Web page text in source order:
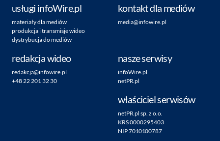
usługi infoWire.pl
materiały dla mediów
produkcja i transmisje wideo
dystrybucja do mediów
kontakt dla mediów
media@infowire.pl
redakcja wideo
redakcja@infowire.pl
+48 22 201 32 30
nasze serwisy
infoWire.pl
netPR.pl
właściciel serwisów
netPR.pl sp. z o.o.
KRS 0000295403
NIP 7010100787